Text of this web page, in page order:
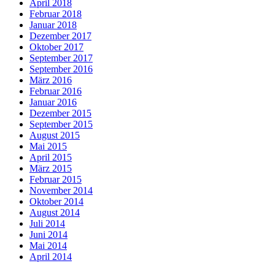
April 2018
Februar 2018
Januar 2018
Dezember 2017
Oktober 2017
September 2017
September 2016
März 2016
Februar 2016
Januar 2016
Dezember 2015
September 2015
August 2015
Mai 2015
April 2015
März 2015
Februar 2015
November 2014
Oktober 2014
August 2014
Juli 2014
Juni 2014
Mai 2014
April 2014